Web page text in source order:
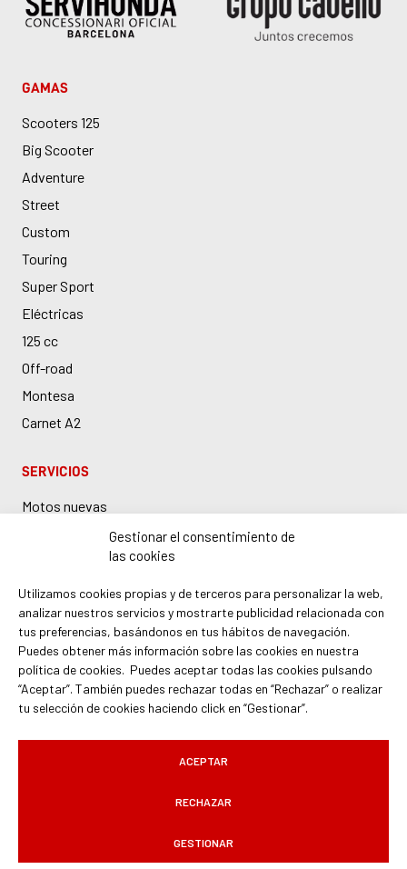
Gestionar el consentimiento de
las cookies
Utilizamos cookies propias y de terceros para personalizar la web,
analizar nuestros servicios y mostrarte publicidad relacionada con
tus preferencias, basándonos en tus hábitos de navegación.
Puedes obtener más información sobre las cookies en nuestra
política de cookies. Puedes aceptar todas las cookies pulsando
“Aceptar”. También puedes rechazar todas en “Rechazar” o realizar
tu selección de cookies haciendo click en “Gestionar”.
ACEPTAR
RECHAZAR
GESTIONAR
GAMAS
Scooters 125
Big Scooter
Adventure
Street
Custom
Touring
Super Sport
Eléctricas
125 cc
Off-road
Montesa
Carnet A2
SERVICIOS
Motos nuevas
Motos de ocasión
Taller Honda en Barcelona
Boutique y accesorios
Recambios Honda
Demo bike